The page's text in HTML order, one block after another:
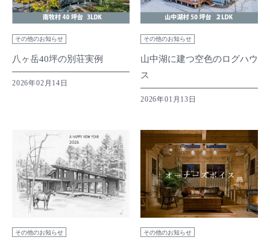
その他のお知らせ
八ヶ岳40坪の別荘実例
2026年02月14日
その他のお知らせ
山中湖に建つ空色のログハウ
ス
2026年01月13日
その他のお知らせ その他のお知らせ